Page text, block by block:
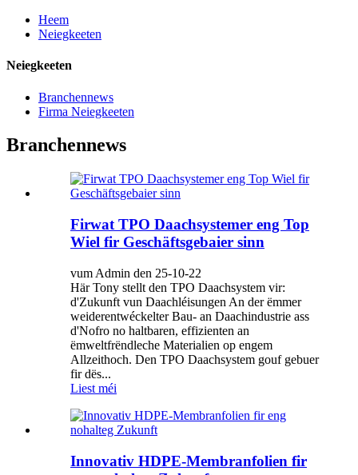
Heem
Neiegkeeten
Neiegkeeten
Branchennews
Firma Neiegkeeten
Branchennews
Firwat TPO Daachsystemer eng Top
Wiel fir Geschäftsgebaier sinn
vum Admin den 25-10-22
Här Tony stellt den TPO Daachsystem vir:
d'Zukunft vun Daachléisungen An der ëmmer
weiderentwéckelter Bau- an Daachindustrie ass
d'Nofro no haltbaren, effizienten an
ëmweltfrëndleche Materialien op engem
Allzeithoch. Den TPO Daachsystem gouf gebuer
fir dës...
Liest méi
Innovativ HDPE-Membranfolien fir